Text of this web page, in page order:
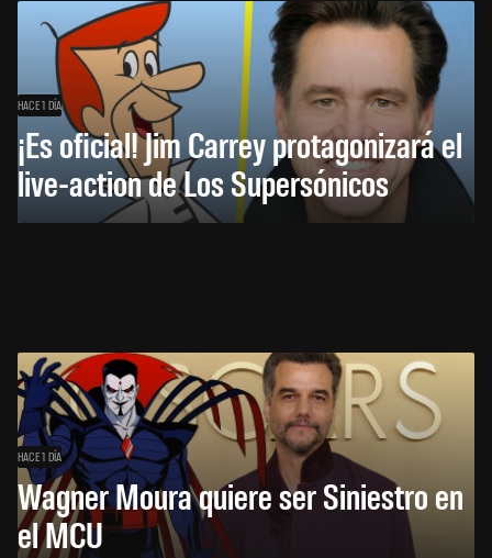
HACE 1 DÍA
¡Es oficial! Jim Carrey protagonizará el
live-action de Los Supersónicos
HACE 1 DÍA
Wagner Moura quiere ser Siniestro en
el MCU